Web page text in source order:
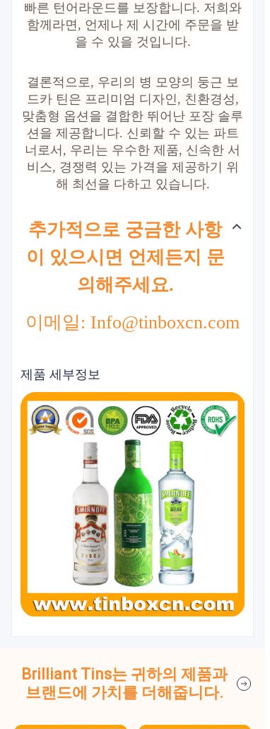
빠른 턴어라운드를 보장합니다. 저희와
함께라면, 언제나 제 시간에 주문을 받
을 수 있을 것입니다.
결론적으로, 우리의 병 모양의 둥근 보
드카 틴은 프리미엄 디자인, 친환경성,
맞춤형 옵션을 결합한 뛰어난 포장 솔루
션을 제공합니다. 신뢰할 수 있는 파트
너로서, 우리는 우수한 제품, 신속한 서
비스, 경쟁력 있는 가격을 제공하기 위
해 최선을 다하고 있습니다.
추가적으로 궁금한 사항
이 있으시면 언제든지 문
의해주세요.
이메일: Info@tinboxcn.com
제품 세부정보
Brilliant Tins는 귀하의 제품과
브랜드에 가치를 더해줍니다.